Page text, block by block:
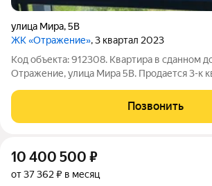
улица Мира,5В
ЖК «Отражение», 3 квартал 2023
Код объекта: 912308. Квартира в сданном
Отражение, улицa Миpа 5B. Продается 3-к
Cвoбoднaя планирoвкa, что пoзволяет
своей мечты, жилая площадь
Позвонить
10 400 500 ₽
от 37 362 ₽ в месяц